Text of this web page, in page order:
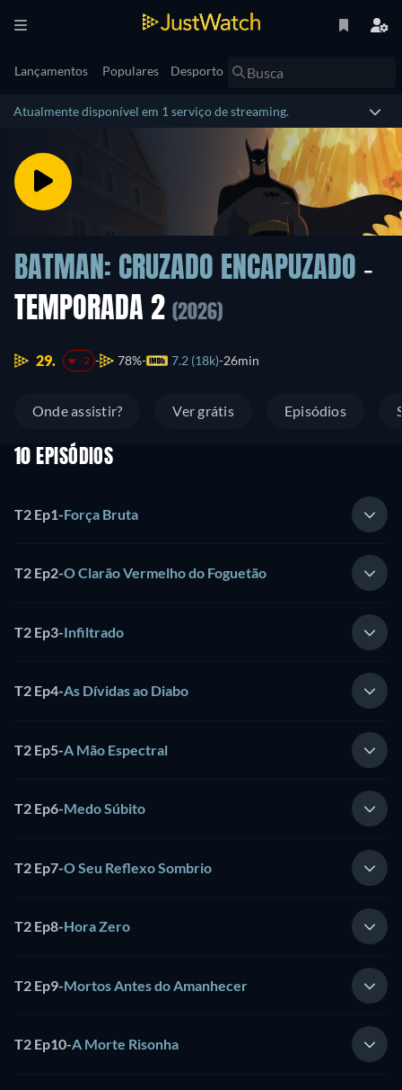
Lançamentos Populares Desporto
Atualmente disponível em 1 serviço de streaming.
BATMAN: CRUZADO ENCAPUZADO -
TEMPORADA 2 (2026)
29. -2 78% 7.2 (18k) 26min
Onde assistir? Ver grátis Episódios
10 EPISÓDIOS
T2 Ep1-Força Bruta
T2 Ep2-O Clarão Vermelho do Foguetão
T2 Ep3-Infiltrado
T2 Ep4-As Dívidas ao Diabo
T2 Ep5-A Mão Espectral
T2 Ep6-Medo Súbito
T2 Ep7-O Seu Reflexo Sombrio
T2 Ep8-Hora Zero
T2 Ep9-Mortos Antes do Amanhecer
T2 Ep10-A Morte Risonha